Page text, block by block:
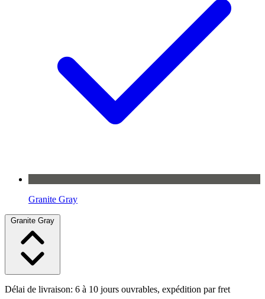
Granite Gray
Granite Gray
Délai de livraison: 6 à 10 jours ouvrables, expédition par fret